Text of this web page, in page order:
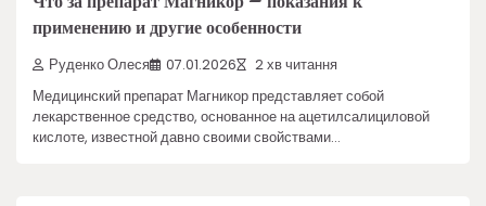
применению и другие особенности
Руденко Олеся 07.01.2026 2 хв читання
Медицинский препарат Магникор представляет собой
лекарственное средство, основанное на ацетилсалициловой
кислоте, известной давно своими свойствами…